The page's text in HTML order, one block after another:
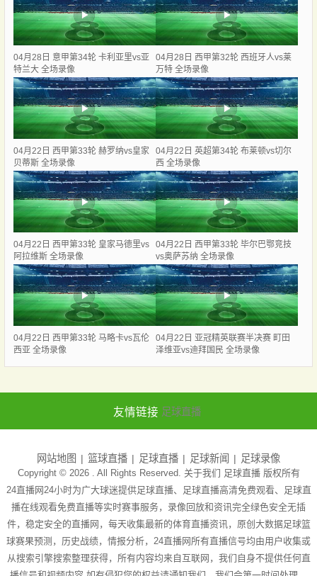
04月28日 意甲第34轮 卡利亚里vs亚
特兰大 全场录像
04月28日 西甲第32轮 西班牙人vs莱
万特 全场录像
04月22日 西甲第33轮 赫罗纳vs皇家
贝蒂斯 全场录像
04月22日 英超第34轮 布莱顿vs切尔
西 全场录像
04月22日 西甲第33轮 皇家马德里vs
阿拉维斯 全场录像
04月22日 西甲第33轮 毕尔巴鄂竞技
vs奥萨苏纳 全场录像
04月22日 西甲第33轮 马略卡vs瓦伦
西亚 全场录像
04月22日 亚冠精英联赛半决赛 町田
泽维亚vs迪拜国民 全场录像
友情链接 足球直播
网站地图 篮球直播 足球直播 足球新闻 足球录像
Copyright © 2026 . All Rights Reserved. 关于我们 足球直播版权所有
24直播网24小时为广大球迷提供足球直播、足球直播高清免费观看、足球直
播在线观看免费直播等实时赛事服务，录像回放和资讯完全绿色安全无插
件，稳定安全的直播网，每天收集最新的体育直播资讯，原创大数据足球篮
球赛果预测，历史战绩，情报分析，24直播网所有直播信号均由用户收集或
从搜索引擎搜索整理获得，所有内容均来自互联网，我们自身不提供任何直